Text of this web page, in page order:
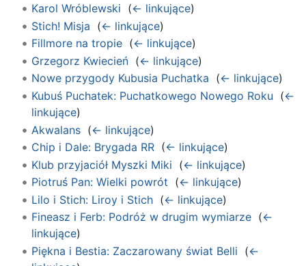
Karol Wróblewski (← linkujące)
Stich! Misja (← linkujące)
Fillmore na tropie‎ (← linkujące)
Grzegorz Kwiecień‎ (← linkujące)
Nowe przygody Kubusia Puchatka (← linkujące)
Kubuś Puchatek: Puchatkowego Nowego Roku (←
linkujące)
Akwalans‎ (← linkujące)
Chip i Dale: Brygada RR‎ (← linkujące)
Klub przyjaciół Myszki Miki (← linkujące)
Piotruś Pan: Wielki powrót (← linkujące)
Lilo i Stich: Liroy i Stich‎ (← linkujące)
Fineasz i Ferb: Podróż w drugim wymiarze‎ (←
linkujące)
Piękna i Bestia: Zaczarowany świat Belli (←